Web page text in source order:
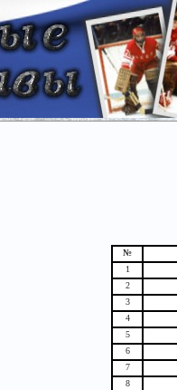
№
1
2
3
4
5
6
7
8